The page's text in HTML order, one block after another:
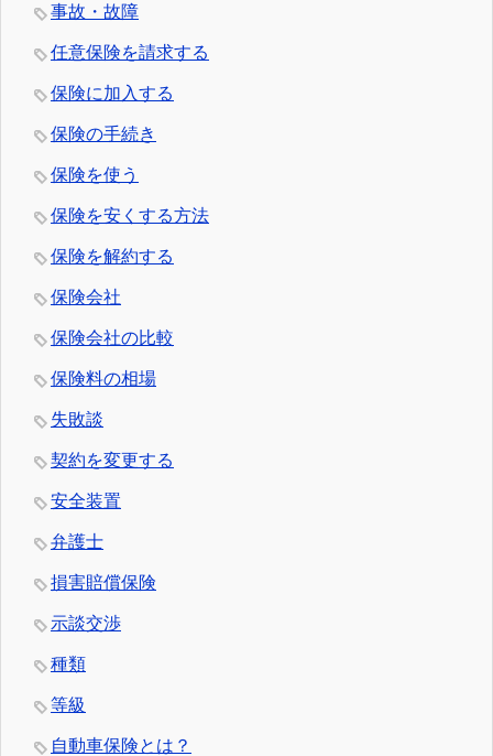
事故・故障
任意保険を請求する
保険に加入する
保険の手続き
保険を使う
保険を安くする方法
保険を解約する
保険会社
保険会社の比較
保険料の相場
失敗談
契約を変更する
安全装置
弁護士
損害賠償保険
示談交渉
種類
等級
自動車保険とは？